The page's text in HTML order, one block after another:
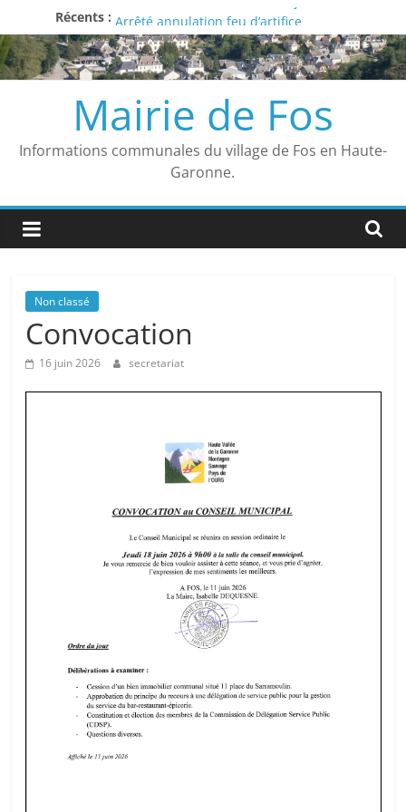
au
contenu
Récents : Arrêté annulation feu d’artifice
Avis
Vigilance ROUGE
Arrêté municipal
Mairie de Fos
Informations communales du village de Fos en Haute-
Garonne.
Non classé
Convocation
16 juin 2026 secretariat